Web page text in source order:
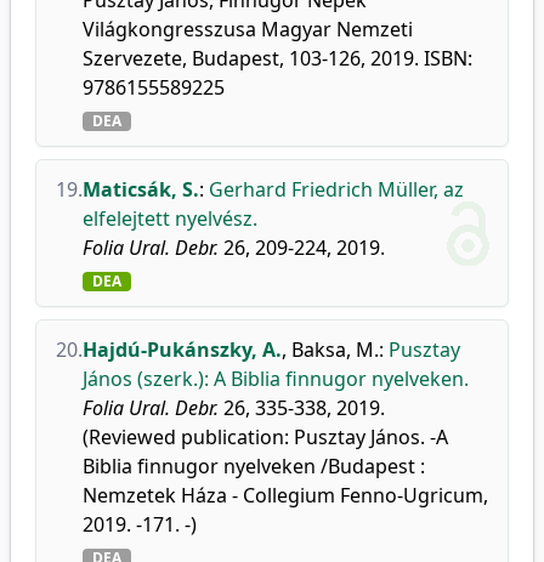
Világkongresszusa Magyar Nemzeti
Szervezete, Budapest, 103-126, 2019. ISBN:
9786155589225
DEA
19.Maticsák, S.: Gerhard Friedrich Müller, az
elfelejtett nyelvész.
Folia Ural. Debr. 26, 209-224, 2019.
DEA
20.Hajdú-Pukánszky, A., Baksa, M.: Pusztay
János (szerk.): A Biblia finnugor nyelveken.
Folia Ural. Debr. 26, 335-338, 2019.
(Reviewed publication: Pusztay János. -A
Biblia finnugor nyelveken /Budapest :
Nemzetek Háza - Collegium Fenno-Ugricum,
2019. -171. -)
DEA